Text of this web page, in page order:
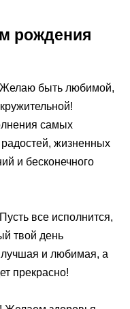
рождения
быть любимой,
самых
жизненных
и бесконечного
все исполнится,
твой день
и любимая, а
прекрасно!